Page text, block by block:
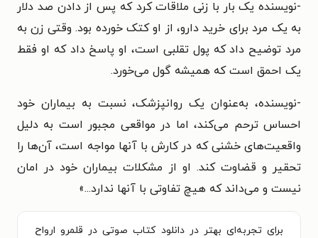
-نویسنده یک بار با زنی ملاقات کرد که پس از دادن صد دلار
به یک مرد برای خرید دارو، از او کتک خورده بود. وقتی زن به
مرد توضیح داد که پول تقلبی است، او پاسخ داد که او فقط
یک احمق است که همیشه گول می‌خورد.
-نویسنده، به‌عنوان یک روانپزشک، نسبت به بیماران خود
احساس ترحم می‌کند، اما در مواقعی مجبور است به دلیل
واقعیت‌های خشنی که در کارش با آنها مواجه است، آن‌ها را
تحقیر و قضاوت کند. او از مشکلات بیماران خود در امان
نیست و می‌داند که هیچ تفاوتی با آنها ندارد...»
برای تجربه‌ای بهتر در دانلود کتاب صوتی در قلمرو ارواح